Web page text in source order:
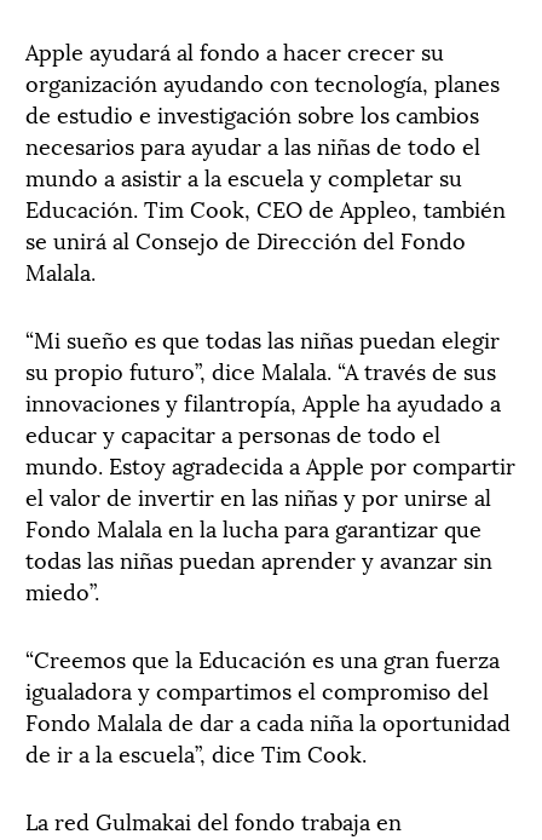
Apple ayudará al fondo a hacer crecer su
organización ayudando con tecnología, planes
de estudio e investigación sobre los cambios
necesarios para ayudar a las niñas de todo el
mundo a asistir a la escuela y completar su
Educación. Tim Cook, CEO de Appleo, también
se unirá al Consejo de Dirección del Fondo
Malala.
“Mi sueño es que todas las niñas puedan elegir
su propio futuro”, dice Malala. “A través de sus
innovaciones y filantropía, Apple ha ayudado a
educar y capacitar a personas de todo el
mundo. Estoy agradecida a Apple por compartir
el valor de invertir en las niñas y por unirse al
Fondo Malala en la lucha para garantizar que
todas las niñas puedan aprender y avanzar sin
miedo”.
“Creemos que la Educación es una gran fuerza
igualadora y compartimos el compromiso del
Fondo Malala de dar a cada niña la oportunidad
de ir a la escuela”, dice Tim Cook.
La red Gulmakai del fondo trabaja en